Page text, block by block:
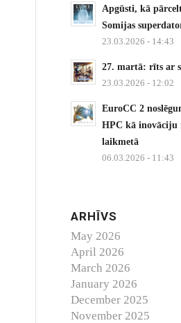
Apgūsti, kā
Somijas
23.03.2026 - 14:43
27. martā: rīts ar
23.03.2026 - 12:02
EuroCC 2
HPC kā
laikmetā
06.03.2026 - 11:43
ARHĪVS
May 2026
April 2026
March 2026
January 2026
December 2025
November 2025